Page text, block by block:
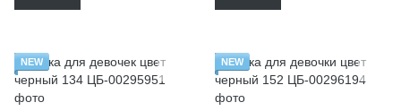
NEW NEW